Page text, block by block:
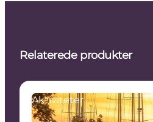
Relaterede produkter
Aktiviteter